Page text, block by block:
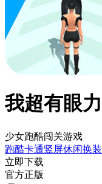
我超有眼力
少女跑酷闯关游戏
跑酷卡通竖屏休闲换装
立即下载
官方正版